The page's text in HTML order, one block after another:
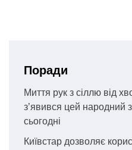
Поради
Миття рук з сіллю від
з’явився цей народний
сьогодні
Київстар дозволяє